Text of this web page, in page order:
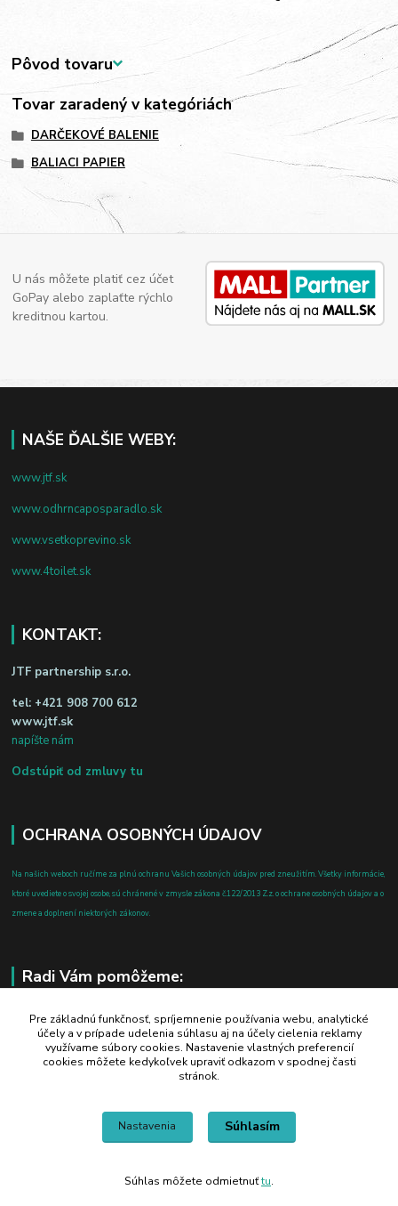
Pôvod tovaru
Tovar zaradený v kategóriách
DARČEKOVÉ BALENIE
BALIACI PAPIER
U nás môžete platiť cez účet
GoPay alebo zaplaťte rýchlo
kreditnou kartou.
NAŠE ĎALŠIE WEBY:
www.jtf.sk
www.odhrncaposparadlo.sk
www.vsetkoprevino.sk
www.4toilet.sk
KONTAKT:
JTF partnership s.r.o.
tel: +421 908 700 612
www.jtf.sk
napíšte nám
Odstúpiť od zmluvy tu
OCHRANA OSOBNÝCH ÚDAJOV
Na našich weboch ručíme za plnú ochranu Vašich osobných údajov pred zneužitím. Všetky informácie,
ktoré uvediete o svojej osobe, sú chránené v zmysle zákona č.122/2013 Z.z. o ochrane osobných údajov a o
zmene a doplnení niektorých zákonov.
Radi Vám pomôžeme:
+421 908 700 612
po-pia: 8.00 - 16.00
business@jtf.sk
Pre základnú funkčnosť, spríjemnenie používania webu, analytické
účely a v prípade udelenia súhlasu aj na účely cielenia reklamy
využívame súbory cookies. Nastavenie vlastných preferencií
cookies môžete kedykoľvek upraviť odkazom v spodnej časti
stránok.
Nastavenia Súhlasím
Súhlas môžete odmietnuťtu.